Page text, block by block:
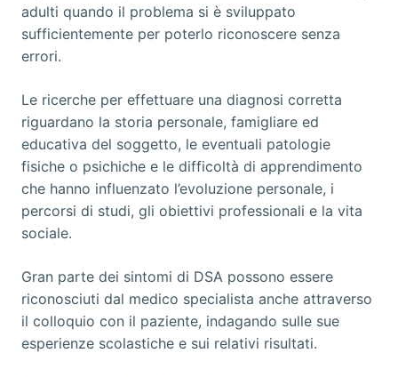
adulti quando il problema si è sviluppato
sufficientemente per poterlo riconoscere senza
errori.
Le ricerche per effettuare una diagnosi corretta
riguardano la storia personale, famigliare ed
educativa del soggetto, le eventuali patologie
fisiche o psichiche e le difficoltà di apprendimento
che hanno influenzato l’evoluzione personale, i
percorsi di studi, gli obiettivi professionali e la vita
sociale.
Gran parte dei sintomi di DSA possono essere
riconosciuti dal medico specialista anche attraverso
il colloquio con il paziente, indagando sulle sue
esperienze scolastiche e sui relativi risultati.